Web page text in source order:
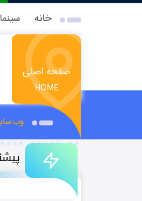
خانه
صفحه اصلی
HOME